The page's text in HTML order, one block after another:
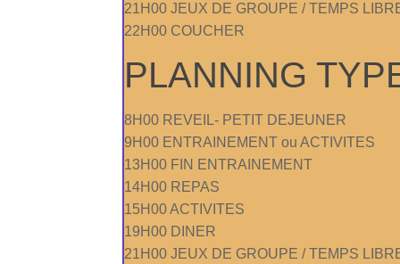
21H00 JEUX DE GROUPE / TEMPS
22H00 COUCHER
PLANNING
8H00 REVEIL- PETIT DEJEUNER
9H00 ENTRAINEMENT ou ACTIVITES
13H00 FIN ENTRAINEMENT
14H00 REPAS
15H00 ACTIVITES
19H00 DINER
21H00 JEUX DE GROUPE / TEMPS